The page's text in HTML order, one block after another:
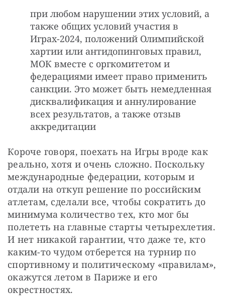
при любом нарушении этих условий, а
также общих условий участия в
Играх-2024, положений Олимпийской
хартии или антидопинговых правил,
МОК вместе с оргкомитетом и
федерациями имеет право применить
санкции. Это может быть немедленная
дисквалификация и аннулирование
всех результатов, а также отзыв
аккредитации
Короче говоря, поехать на Игры вроде как
реально, хотя и очень сложно. Поскольку
международные федерации, которым и
отдали на откуп решение по российским
атлетам, сделали все, чтобы сократить до
минимума количество тех, кто мог бы
полететь на главные старты четырехлетия.
И нет никакой гарантии, что даже те, кто
каким-то чудом отберется на турнир по
спортивному и политическому «правилам»,
окажутся летом в Париже и его
окрестностях.